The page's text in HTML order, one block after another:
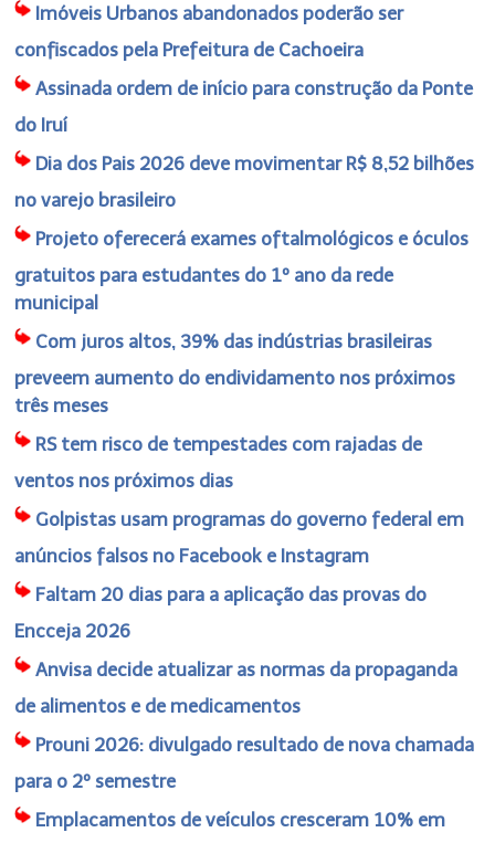
Imóveis Urbanos abandonados poderão ser
confiscados pela Prefeitura de Cachoeira
Assinada ordem de início para construção da Ponte
do Iruí
Dia dos Pais 2026 deve movimentar R$ 8,52 bilhões
no varejo brasileiro
Projeto oferecerá exames oftalmológicos e óculos
gratuitos para estudantes do 1º ano da rede
municipal
Com juros altos, 39% das indústrias brasileiras
preveem aumento do endividamento nos próximos
três meses
RS tem risco de tempestades com rajadas de
ventos nos próximos dias
Golpistas usam programas do governo federal em
anúncios falsos no Facebook e Instagram
Faltam 20 dias para a aplicação das provas do
Encceja 2026
Anvisa decide atualizar as normas da propaganda
de alimentos e de medicamentos
Prouni 2026: divulgado resultado de nova chamada
para o 2º semestre
Emplacamentos de veículos cresceram 10% em